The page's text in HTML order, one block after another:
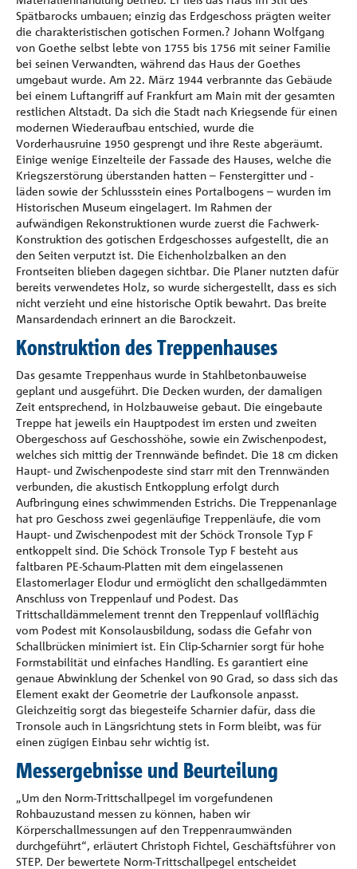
Spätbarocks umbauen; einzig das Erdgeschoss prägten weiter
die charakteristischen gotischen Formen.? Johann Wolfgang
von Goethe selbst lebte von 1755 bis 1756 mit seiner Familie
bei seinen Verwandten, während das Haus der Goethes
umgebaut wurde. Am 22. März 1944 verbrannte das Gebäude
bei einem Luftangriff auf Frankfurt am Main mit der gesamten
restlichen Altstadt. Da sich die Stadt nach Kriegsende für einen
modernen Wiederaufbau entschied, wurde die
Vorderhausruine 1950 gesprengt und ihre Reste abgeräumt.
Einige wenige Einzelteile der Fassade des Hauses, welche die
Kriegszerstörung überstanden hatten – Fenstergitter und -
läden sowie der Schlussstein eines Portalbogens – wurden im
Historischen Museum eingelagert. Im Rahmen der
aufwändigen Rekonstruktionen wurde zuerst die Fachwerk-
Konstruktion des gotischen Erdgeschosses aufgestellt, die an
den Seiten verputzt ist. Die Eichenholzbalken an den
Frontseiten blieben dagegen sichtbar. Die Planer nutzten dafür
bereits verwendetes Holz, so wurde sichergestellt, dass es sich
nicht verzieht und eine historische Optik bewahrt. Das breite
Mansardendach erinnert an die Barockzeit.
Konstruktion des Treppenhauses
Das gesamte Treppenhaus wurde in Stahlbetonbauweise
geplant und ausgeführt. Die Decken wurden, der damaligen
Zeit entsprechend, in Holzbauweise gebaut. Die eingebaute
Treppe hat jeweils ein Hauptpodest im ersten und zweiten
Obergeschoss auf Geschosshöhe, sowie ein Zwischenpodest,
welches sich mittig der Trennwände befindet. Die 18 cm dicken
Haupt- und Zwischenpodeste sind starr mit den Trennwänden
verbunden, die akustisch Entkopplung erfolgt durch
Aufbringung eines schwimmenden Estrichs. Die Treppenanlage
hat pro Geschoss zwei gegenläufige Treppenläufe, die vom
Haupt- und Zwischenpodest mit der Schöck Tronsole Typ F
entkoppelt sind. Die Schöck Tronsole Typ F besteht aus
faltbaren PE-Schaum-Platten mit dem eingelassenen
Elastomerlager Elodur und ermöglicht den schallgedämmten
Anschluss von Treppenlauf und Podest. Das
Trittschalldämmelement trennt den Treppenlauf vollflächig
vom Podest mit Konsolausbildung, sodass die Gefahr von
Schallbrücken minimiert ist. Ein Clip-Scharnier sorgt für hohe
Formstabilität und einfaches Handling. Es garantiert eine
genaue Abwinklung der Schenkel von 90 Grad, so dass sich das
Element exakt der Geometrie der Laufkonsole anpasst.
Gleichzeitig sorgt das biegesteife Scharnier dafür, dass die
Tronsole auch in Längsrichtung stets in Form bleibt, was für
einen zügigen Einbau sehr wichtig ist.
Messergebnisse und Beurteilung
„Um den Norm-Trittschallpegel im vorgefundenen
Rohbauzustand messen zu können, haben wir
Körperschallmessungen auf den Treppenraumwänden
durchgeführt“, erläutert Christoph Fichtel, Geschäftsführer von
STEP. Der bewertete Norm-Trittschallpegel entscheidet